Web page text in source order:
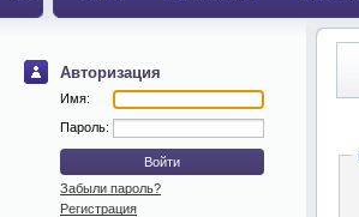
Авторизация
Имя:
Пароль:
Забыли пароль?
Регистрация